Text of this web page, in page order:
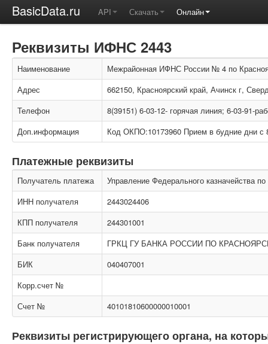
BasicData.ru API Скачать Онлайн
Реквизиты ИФНС 2443
Наименование
Межрайонная ИФНС России № 4 по
Адрес
662150, Красноярский край, Ачинск г,
Телефон
8(39151) 6-03-12- горячая линия; 6-03-91-
Доп.информация
Код ОКПО:10173960 Прием в будние дни с
Платежные реквизиты
Получатель платежа
Управление Федерального казначейства
ИНН получателя
2443024406
КПП получателя
244301001
Банк получателя
ГРКЦ ГУ БАНКА РОССИИ ПО
БИК
040407001
Корр.счет №
Счет №
40101810600000010001
Реквизиты регистрирующего органа, на